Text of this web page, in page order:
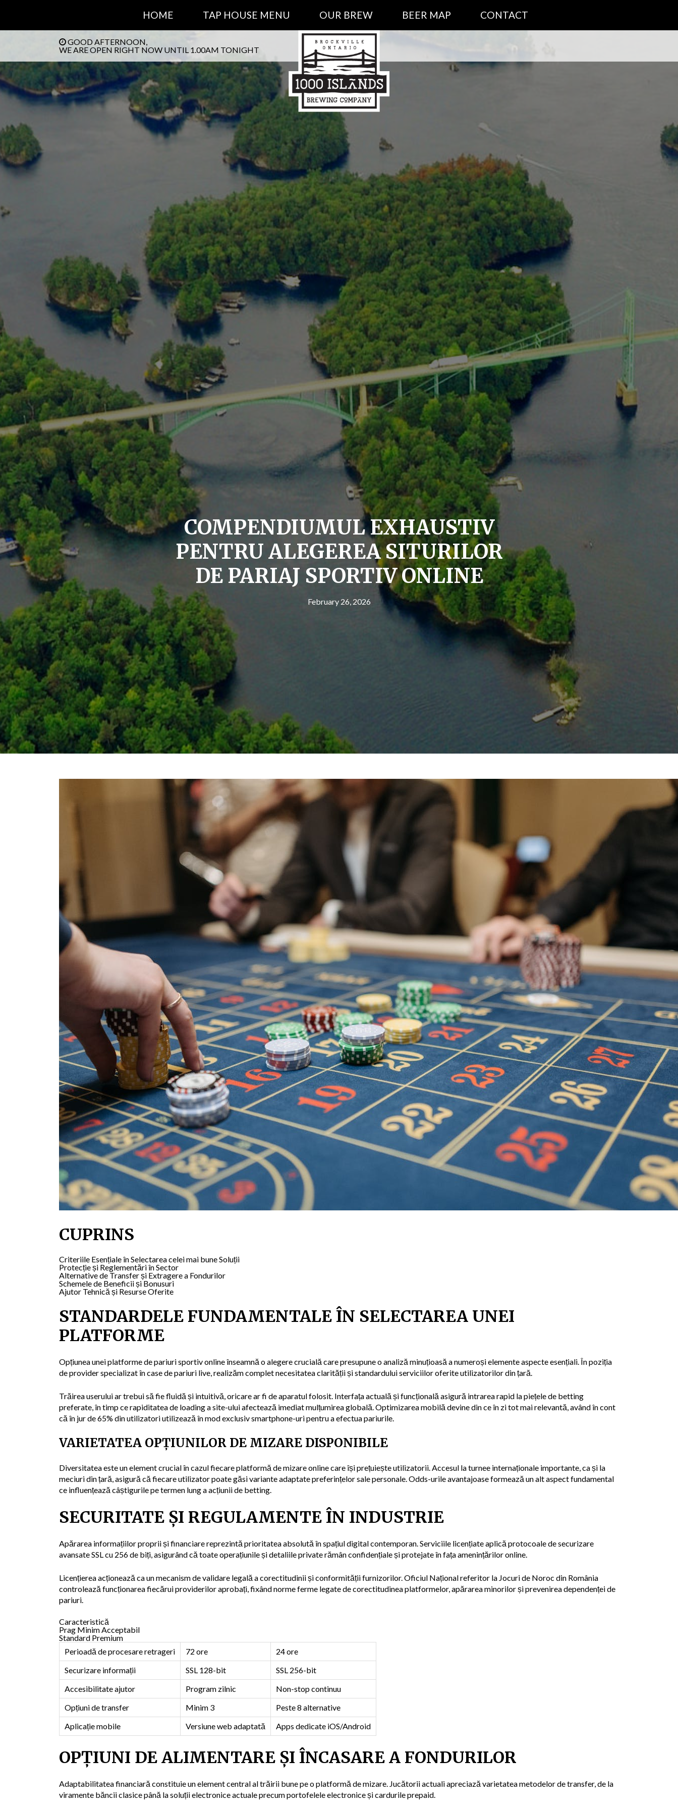
HOME TAP HOUSE MENU OUR BREW BEER MAP CONTACT
GOOD AFTERNOON,
WE ARE OPEN RIGHT NOW UNTIL 1.00AM TONIGHT
COMPENDIUMUL EXHAUSTIV
PENTRU ALEGEREA SITURILOR
DE PARIAJ SPORTIV ONLINE
February 26, 2026
CUPRINS
Criteriile Esențiale în Selectarea celei mai bune Soluții
Protecție și Reglementări în Sector
Alternative de Transfer și Extragere a Fondurilor
Schemele de Beneficii și Bonusuri
Ajutor Tehnică și Resurse Oferite
STANDARDELE FUNDAMENTALE ÎN SELECTAREA UNEI
PLATFORME
Opțiunea unei platforme de pariuri sportiv online înseamnă o alegere crucială care presupune o analiză minuțioasă a numeroși elemente aspecte esențiali. În poziția
de provider specializat încase de pariuri live , realizăm complet necesitatea clarității și standardului serviciilor oferite utilizatorilor din țară.
Trăirea userului ar trebui să fie fluidă și intuitivă, oricare ar fi de aparatul folosit. Interfața actuală și funcțională asigură intrarea rapid la piețele de betting
preferate, în timp ce rapiditatea de loading a site-ului afectează imediat mulțumirea globală. Optimizarea mobilă devine din ce în zi tot mai relevantă, având în cont
că în jur de 65% din utilizatori utilizează în mod exclusiv smartphone-uri pentru a efectua pariurile.
VARIETATEA OPȚIUNILOR DE MIZARE DISPONIBILE
Diversitatea este un element crucial în cazul fiecare platformă de mizare online care își prețuiește utilizatorii. Accesul la turnee internaționale importante, ca și la
meciuri din țară, asigură că fiecare utilizator poate găsi variante adaptate preferințelor sale personale. Odds-urile avantajoase formează un alt aspect fundamental
ce influențează câștigurile pe termen lung a acțiunii de betting.
SECURITATE ȘI REGULAMENTE ÎN INDUSTRIE
Apărarea informațiilor proprii și financiare reprezintă prioritatea absolută în spațiul digital contemporan. Serviciile licențiate aplică protocoale de securizare
avansate SSL cu 256 de biți, asigurând că toate operațiunile și detaliile private rămân confidențiale și protejate în fața amenințărilor online.
Licențierea acționează ca un mecanism de validare legală a corectitudinii și conformității furnizorilor. Oficiul Național referitor la Jocuri de Noroc din România
controlează funcționarea fiecărui providerilor aprobați, fixând norme ferme legate de corectitudinea platformelor, apărarea minorilor și prevenirea dependenței de
pariuri.
Caracteristică
Prag Minim Acceptabil
Standard Premium
Perioadă de procesare retrageri
72 ore
24 ore
Securizare informații
SSL 128-bit
SSL 256-bit
Accesibilitate ajutor
Program zilnic
Non-stop continuu
Opțiuni de transfer
Minim 3
Peste 8 alternative
Aplicație mobile
Versiune web adaptată Apps dedicate iOS/Android
OPȚIUNI DE ALIMENTARE ȘI ÎNCASARE A FONDURILOR
Adaptabilitatea financiară constituie un element central al trăirii bune pe o platformă de mizare. Jucătorii actuali apreciază varietatea metodelor de transfer, de la
viramente băncii clasice până la soluții electronice actuale precum portofelele electronice și cardurile prepaid.